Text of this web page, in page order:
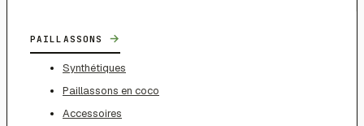
PAILLASSONS →
Synthétiques
Paillassons en coco
Accessoires